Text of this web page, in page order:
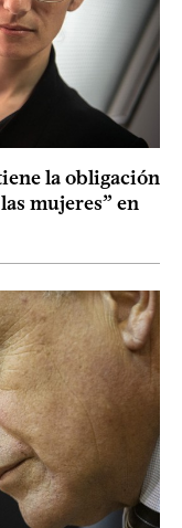
la obligación
mujeres” en